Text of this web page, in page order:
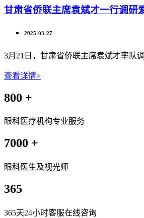
甘肃省侨联主席袁斌才一行调研
2025-03-27
3月21日，甘肃省侨联主席袁斌才率队
查看详情>
800 +
眼科医疗机构专业服务
7000 +
眼科医生及视光师
365
365天24小时客服在线咨询